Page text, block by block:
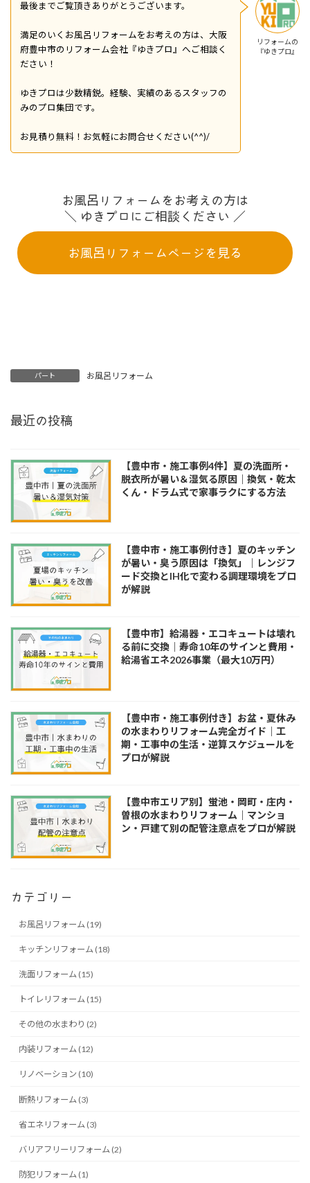
リフォームの
『ゆきプロ』
最後までご覧頂きありがとうございます。
満足のいくお風呂リフォームをお考えの方は、大阪
府豊中市のリフォーム会社『ゆきプロ』へご相談く
ださい！
ゆきプロは少数精鋭。経験、実績のあるスタッフの
みのプロ集団です。
お見積り無料！お気軽にお問合せください(^^)/
お風呂リフォームをお考えの方は
＼ ゆきプロにご相談ください ／
お風呂リフォームページを見る
パート お風呂リフォーム
最近の投稿
【豊中市・施工事例4件】夏の洗面所・
脱衣所が暑い＆湿気る原因｜換気・乾太
くん・ドラム式で家事ラクにする方法
【豊中市・施工事例付き】夏のキッチン
が暑い・臭う原因は「換気」｜レンジフ
ード交換とIH化で変わる調理環境をプロ
が解説
【豊中市】給湯器・エコキュートは壊れ
る前に交換｜寿命10年のサインと費用・
給湯省エネ2026事業（最大10万円）
【豊中市・施工事例付き】お盆・夏休み
の水まわりリフォーム完全ガイド｜工
期・工事中の生活・逆算スケジュールを
プロが解説
【豊中市エリア別】蛍池・岡町・庄内・
曽根の水まわりリフォーム｜マンショ
ン・戸建て別の配管注意点をプロが解説
カテゴリー
お風呂リフォーム (19)
キッチンリフォーム (18)
洗面リフォーム (15)
トイレリフォーム (15)
その他の水まわり (2)
内装リフォーム (12)
リノベーション (10)
断熱リフォーム (3)
省エネリフォーム (3)
バリアフリーリフォーム (2)
防犯リフォーム (1)